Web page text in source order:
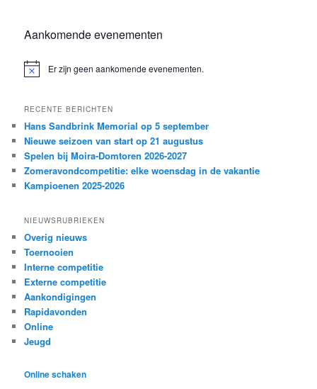
Aankomende evenementen
BerichtEr zijn geen aankomende evenementen.
RECENTE BERICHTEN
Hans Sandbrink Memorial op 5 september
Nieuwe seizoen van start op 21 augustus
Spelen bij Moira-Domtoren 2026-2027
Zomeravondcompetitie: elke woensdag in de vakantie
Kampioenen 2025-2026
NIEUWSRUBRIEKEN
Overig nieuws
Toernooien
Interne competitie
Externe competitie
Aankondigingen
Rapidavonden
Online
Jeugd
Online schaken